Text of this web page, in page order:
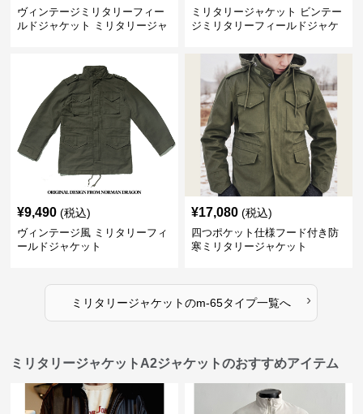
ヴィンテージミリタリーフィー
ルドジャケット ミリタリージャ
ミリタリージャケット ビンテー
ジミリタリーフィールドジャケ
¥9,490 (税込)
ヴィンテージ風 ミリタリーフィ
ールドジャケット
¥17,080 (税込)
四つポケット仕様フード付き防
寒ミリタリージャケット
ミリタリージャケットのm-65タイプ一覧へ ›
ミリタリージャケットA2ジャケットのおすすめアイテム